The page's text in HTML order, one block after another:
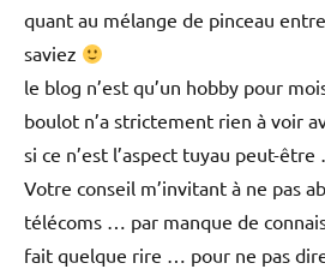
quant au mélange de pinceau
saviez
le blog n’est qu’un hobby pour
boulot n’a strictement rien à voir
si ce n’est l’aspect tuyau peut-
Votre conseil m’invitant à ne pas
télécoms … par manque de
fait quelque rire … pour ne pas